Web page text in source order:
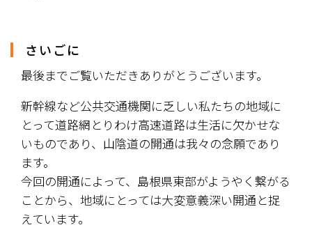
さいごに
最後までご覧いただきありがとうございます。
新幹線など公共交通機関に乏しい私たちの地域に
とって道路網とりわけ高速道路は生活に欠かせな
いものであり、山陰道の開通は我々の念願であり
ます。
今回の開通によって、島根県東部がようやく繋がる
ことから、地域にとっては大変意義深い開通と捉
えています。